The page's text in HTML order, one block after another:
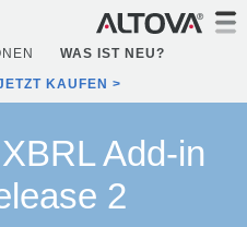
WAS IST NEU?
KAUFEN
Add-in
2